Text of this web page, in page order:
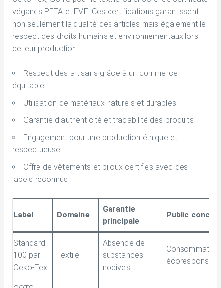
véganes PETA et EVE. Ces certifications garantissent
non seulement la qualité des articles mais également le
respect des droits humains et environnementaux lors
de leur production.
Respect des artisans grâce à un commerce
équitable
Utilisation de matériaux naturels et durables
Garantie d’authenticité et traçabilité des produits
Engagement pour une production éthique et
respectueuse
Offre de vêtements et bijoux certifiés avec des
labels reconnus
Label Domaine
Garantie
principale
Public
Standard
100 par
Oeko-Tex
Textile
Absence de
substances
nocives